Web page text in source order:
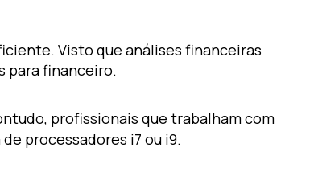
Visto que análises financeiras
para financeiro.
profissionais que trabalham com
processadores i7 ou i9.